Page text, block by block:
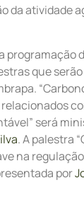
da atividade
programação
que
será
. A palestra
na
por